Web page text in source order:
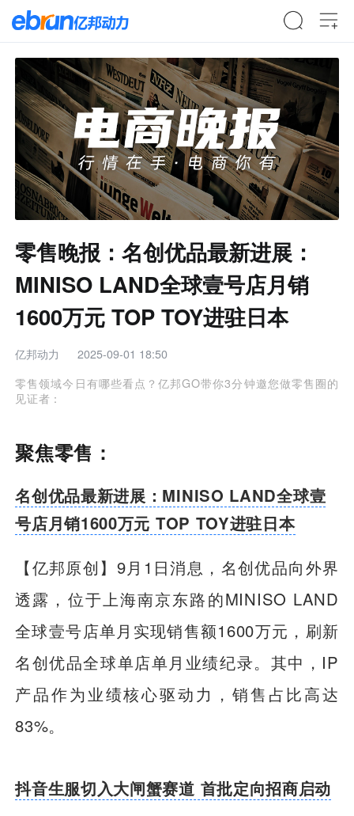
零售晚报：名创优品最新进展：
MINISO LAND全球壹号店月销
1600万元 TOP TOY进驻日本
亿邦动力
2025-09-01 18:50
零售领域今日有哪些看点？亿邦GO带你3分钟邀您做零售圈的
见证者：
聚焦零售：
名创优品最新进展：MINISO LAND全球壹
号店月销1600万元 TOP TOY进驻日本
【亿邦原创】 9月1日消息，名创优品向外界
透露，位于上海南京东路的MINISO LAND
全球壹号店单月实现销售额1600万元，刷新
名创优品全球单店单月业绩纪录。其中，IP
产品作为业绩核心驱动力，销售占比高达
83%。
抖音生服切入大闸蟹赛道 首批定向招商启动